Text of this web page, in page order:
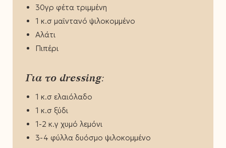
30γρ φέτα τριμμένη
1 κ.σ μαϊντανό ψιλοκομμένο
Αλάτι
Πιπέρι
Για το dressing:
1 κ.σ ελαιόλαδο
1 κ.σ ξύδι
1-2 κ.γ χυμό λεμόνι
3-4 φύλλα δυόσμο ψιλοκομμένο